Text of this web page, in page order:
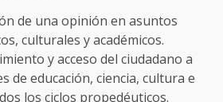
de una opinión en asuntos
culturales y académicos.
y acceso del ciudadano a
de educación, ciencia, cultura e
los ciclos propedéuticos.